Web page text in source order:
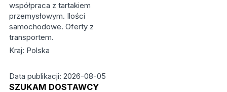
współpraca z tartakiem
przemysłowym. Ilości
samochodowe. Oferty z
transportem.
Kraj: Polska
Data publikacji: 2026-08-05
SZUKAM DOSTAWCY